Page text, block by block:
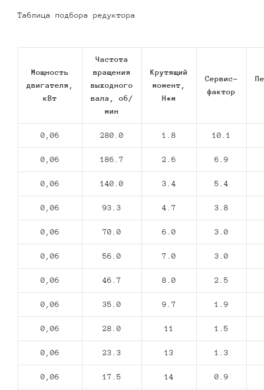
Таблица подбора редуктора
Мощность
двигателя,
кВт
Частота
вращения
выходного
вала, об/
мин
Крутящий
момент,
Н*м
Сервис-
фактор
0,06 280.0 1.8 10.1
0,06 186.7 2.6 6.9
0,06 140.0 3.4 5.4
0,06 93.3 4.7 3.8
0,06 70.0 6.0 3.0
0,06 56.0 7.0 3.0
0,06 46.7 8.0 2.5
0,06 35.0 9.7 1.9
0,06 28.0 11 1.5
0,06 23.3 13 1.3
0,06 17.5 14 0.9